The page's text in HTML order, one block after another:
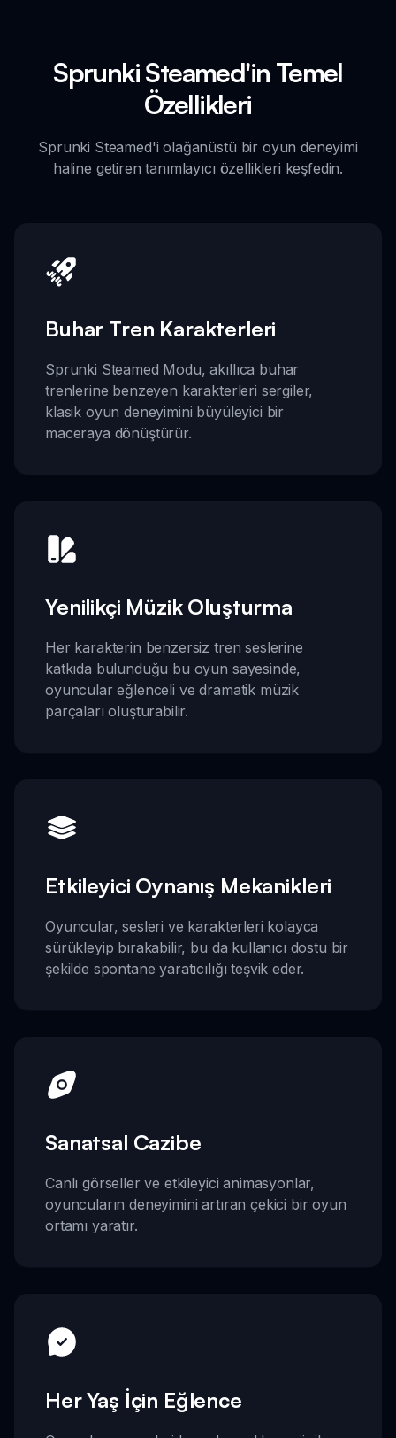
Sprunki Steamed'in Temel
Özellikleri
Sprunki Steamed'i olağanüstü bir oyun deneyimi
haline getiren tanımlayıcı özellikleri keşfedin.
Buhar Tren Karakterleri
Sprunki Steamed Modu, akıllıca buhar
trenlerine benzeyen karakterleri sergiler,
klasik oyun deneyimini büyüleyici bir
maceraya dönüştürür.
Yenilikçi Müzik Oluşturma
Her karakterin benzersiz tren seslerine
katkıda bulunduğu bu oyun sayesinde,
oyuncular eğlenceli ve dramatik müzik
parçaları oluşturabilir.
Etkileyici Oynanış Mekanikleri
Oyuncular, sesleri ve karakterleri kolayca
sürükleyip bırakabilir, bu da kullanıcı dostu bir
şekilde spontane yaratıcılığı teşvik eder.
Sanatsal Cazibe
Canlı görseller ve etkileyici animasyonlar,
oyuncuların deneyimini artıran çekici bir oyun
ortamı yaratır.
Her Yaş İçin Eğlence